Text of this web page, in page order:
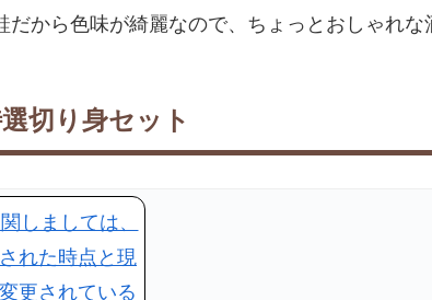
だから色味が綺麗なので、ちょっとおしゃれな
切り身セット